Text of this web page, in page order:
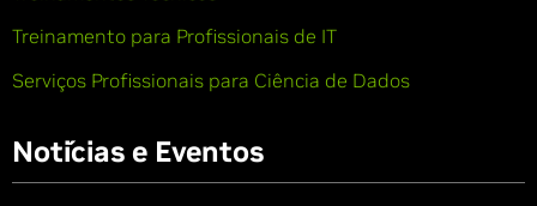
Treinamento para Profissionais de IT
Serviços Profissionais para Ciência de Dados
Notícias e Eventos